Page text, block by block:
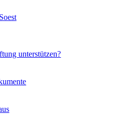
unterstützen?